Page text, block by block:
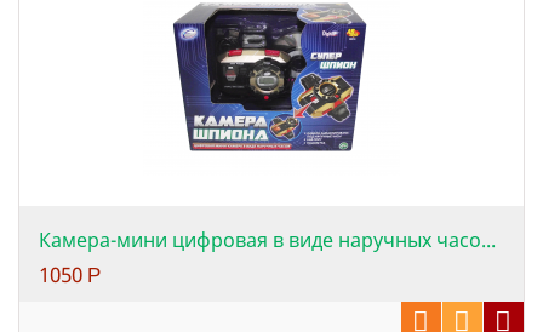
Камера-мини цифровая в виде наручных часо...
1050 Р